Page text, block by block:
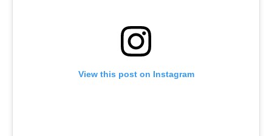
View this post on Instagram